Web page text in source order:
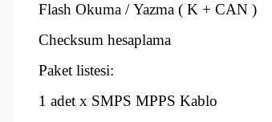
Flash Okuma /Yazma ( K + CAN )
Checksum hesaplama
Paket listesi:
1 adet x SMPS MPPS Kablo